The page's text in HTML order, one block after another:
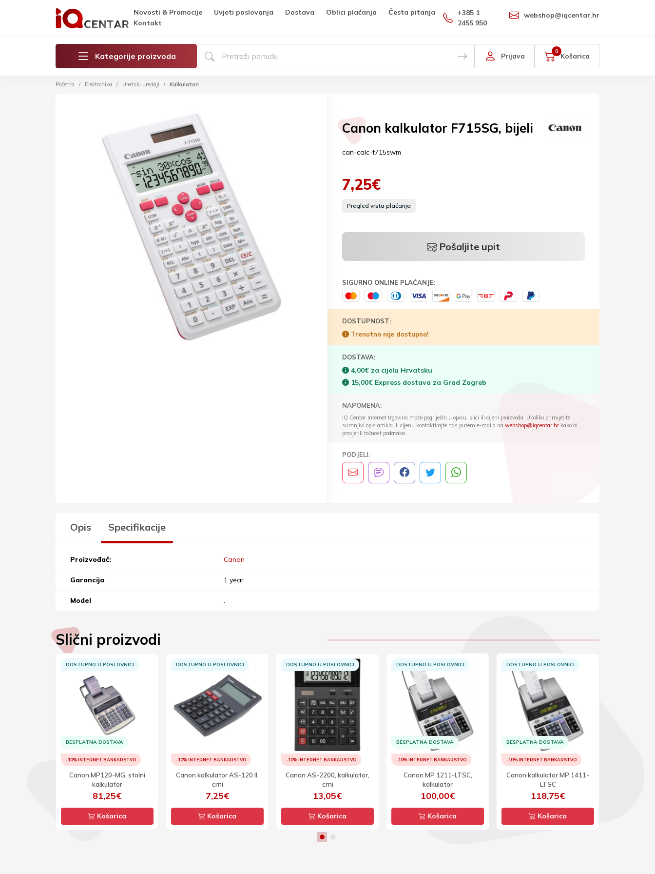
Novosti & Promocije Uvjeti poslovanja Dostava Oblici plaćanja
Česta pitanja
Kontakt
+385 1
2455 950
webshop@iqcentar.hr
Kategorije proizvoda Prijava Košarica
0
Početna Elektronika Uredski uređaji Kalkulatori
Canon kalkulator F715SG, bijeli
can-calc-f715swm
7,25€
Pregled vrsta plaćanja
Pošaljite upit
SIGURNO ONLINE PLAĆANJE:
DOSTUPNOST:
Trenutno nije dostupno!
DOSTAVA:
4,00€ za cijelu Hrvatsku
15,00€ Express dostava za Grad Zagreb
NAPOMENA:
IQ Centar Internet trgovina može pogriješiti u opisu, slici ili cijeni proizvoda. Ukoliko primijetite
sumnjivi opis artikla ili cijenu kontaktirajte nas putem e-maila na webshop@iqcentar.hrkako bi
provjerili točnost podataka.
PODJELI:
Opis Specifikacije
Proizvođač: Canon
Garancija 1 year
Model .
Slični proizvodi
DOSTUPNO U POSLOVNICI
BESPLATNA DOSTAVA
-10% INTERNET BANKARSTVO
Canon MP120-MG, stolni
kalkulator
81,25€
Košarica
DOSTUPNO U POSLOVNICI
-10% INTERNET BANKARSTVO
Canon kalkulator AS-120 II,
crni
7,25€
Košarica
DOSTUPNO U POSLOVNICI
-10% INTERNET BANKARSTVO
Canon AS-2200, kalkulator,
crni
13,05€
Košarica
DOSTUPNO U POSLOVNICI
BESPLATNA DOSTAVA
-10% INTERNET BANKARSTVO
Canon MP 1211-LTSC,
kalkulator
100,00€
Košarica
DOSTUPNO U POSLOVNICI
BESPLATNA DOSTAVA
-10% INTERNET BANKARSTVO
Canon kalkulator MP 1411-
LTSC
118,75€
Košarica